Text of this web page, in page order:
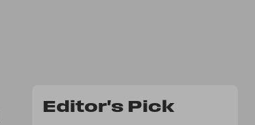
Editor's Pick